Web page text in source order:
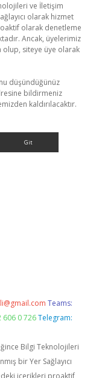
ve İletişim
olarak hizmet
olarak denetleme
Ancak, üyelerimiz
olup, siteye üye olarak
düşündüğünüz
bildirmeniz
kaldırılacaktır.
Teams:
606 0 726 Telegram:
Bilgi Teknolojileri
bir Yer Sağlayıcı
içerikleri proaktif